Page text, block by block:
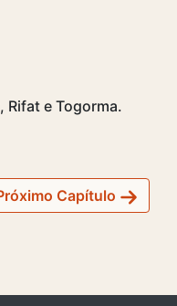
Rifat e Togorma.
Capítulo